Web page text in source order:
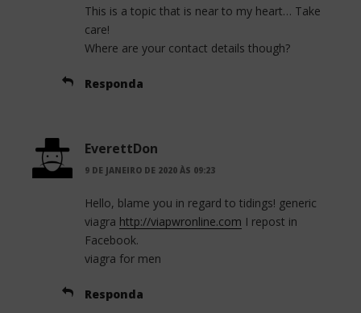
This is a topic that is near to my heart… Take
care!
Where are your contact details though?
Responda
EverettDon
9 DE JANEIRO DE 2020 ÀS 09:23
Hello, blame you in regard to tidings! generic
viagra http://viapwronline.com I repost in
Facebook.
viagra for men
Responda